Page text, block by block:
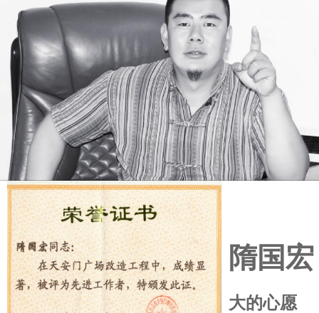
隋国宏
大的心愿